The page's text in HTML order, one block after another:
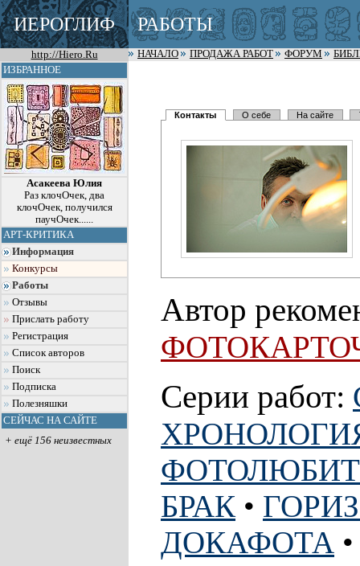
ИЕРОГЛИФ РАБОТЫ
http://Hiero.Ru НАЧАЛО ПРОДАЖА РАБОТ ФОРУМ
ИЗБРАННОЕ
Асакеева Юлия
Раз клочОчек, два
клочОчек, получился
паучОчек......
АРТ-КРИТИКА
Информация
Конкурсы
Работы
Отзывы
Прислать работу
Регистрация
Список авторов
Поиск
Подписка
Полезняшки
СЕЙЧАС НА САЙТЕ
+ ещё 156 неизвестных
Контакты О себе На сайте
Автор
Серии работ:
БРАК •
ДОКАФОТА